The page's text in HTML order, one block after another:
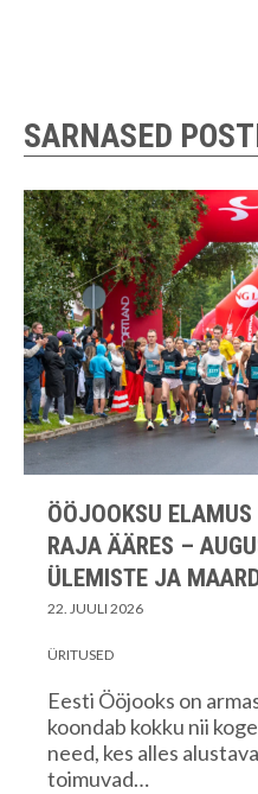
SARNASED
ÖÖJOOKSU
RAJA ÄÄRES –
ÜLEMISTE JA
22. JUULI 2026
ÜRITUSED
Eesti Ööjooks on
koondab kokku nii
need, kes alles
toimuvad…